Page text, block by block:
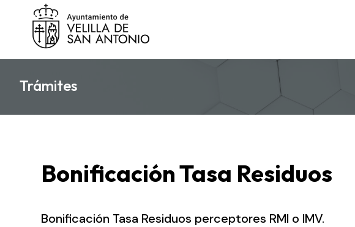
Trámites
Bonificación Tasa Residuos
Bonificación Tasa Residuos perceptores RMI o IMV.